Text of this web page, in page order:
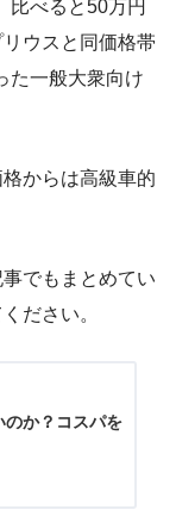
比べると50万円
ウスと同価格帯
た一般大衆向け
からは高級車的
でもまとめてい
ださい。
のか？コスパを